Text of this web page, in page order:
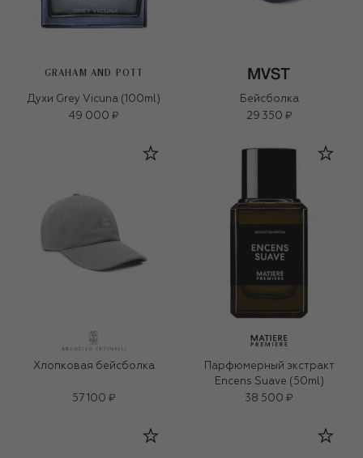
GRAHAM AND POTT
Духи Grey Vicuna (100ml)
49 000 ₽
Бейсболка
29 350 ₽
Хлопковая бейсболка
57 100 ₽
Парфюмерный экстракт
Encens Suave (50ml)
38 500 ₽